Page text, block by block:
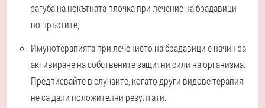
загуба на нокътната плочка при лечение на брадавици
по пръстите;
Имунотерапията при лечението на брадавици е начин за
активиране на собствените защитни сили на организма.
Предписвайте в случаите, когато други видове терапия
не са дали положителни резултати.